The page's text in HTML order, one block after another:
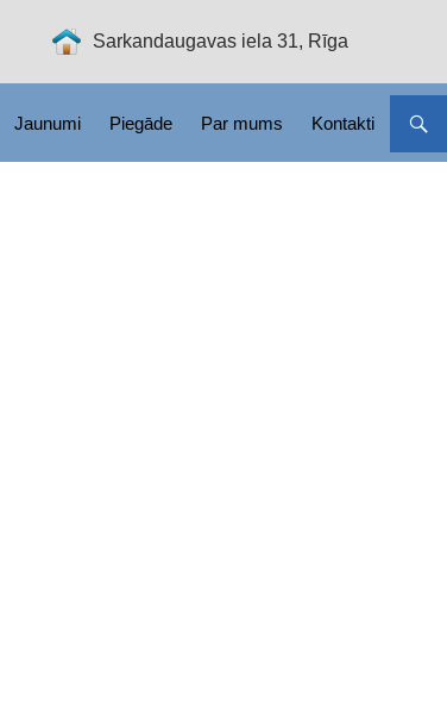
Sarkandaugavas iela 31, Rīga
Jaunumi Piegāde Par mums Kontakti